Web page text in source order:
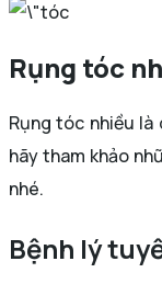
Rụng tóc
Rụng tóc nhiều là
hãy tham khảo
nhé.
Bệnh lý